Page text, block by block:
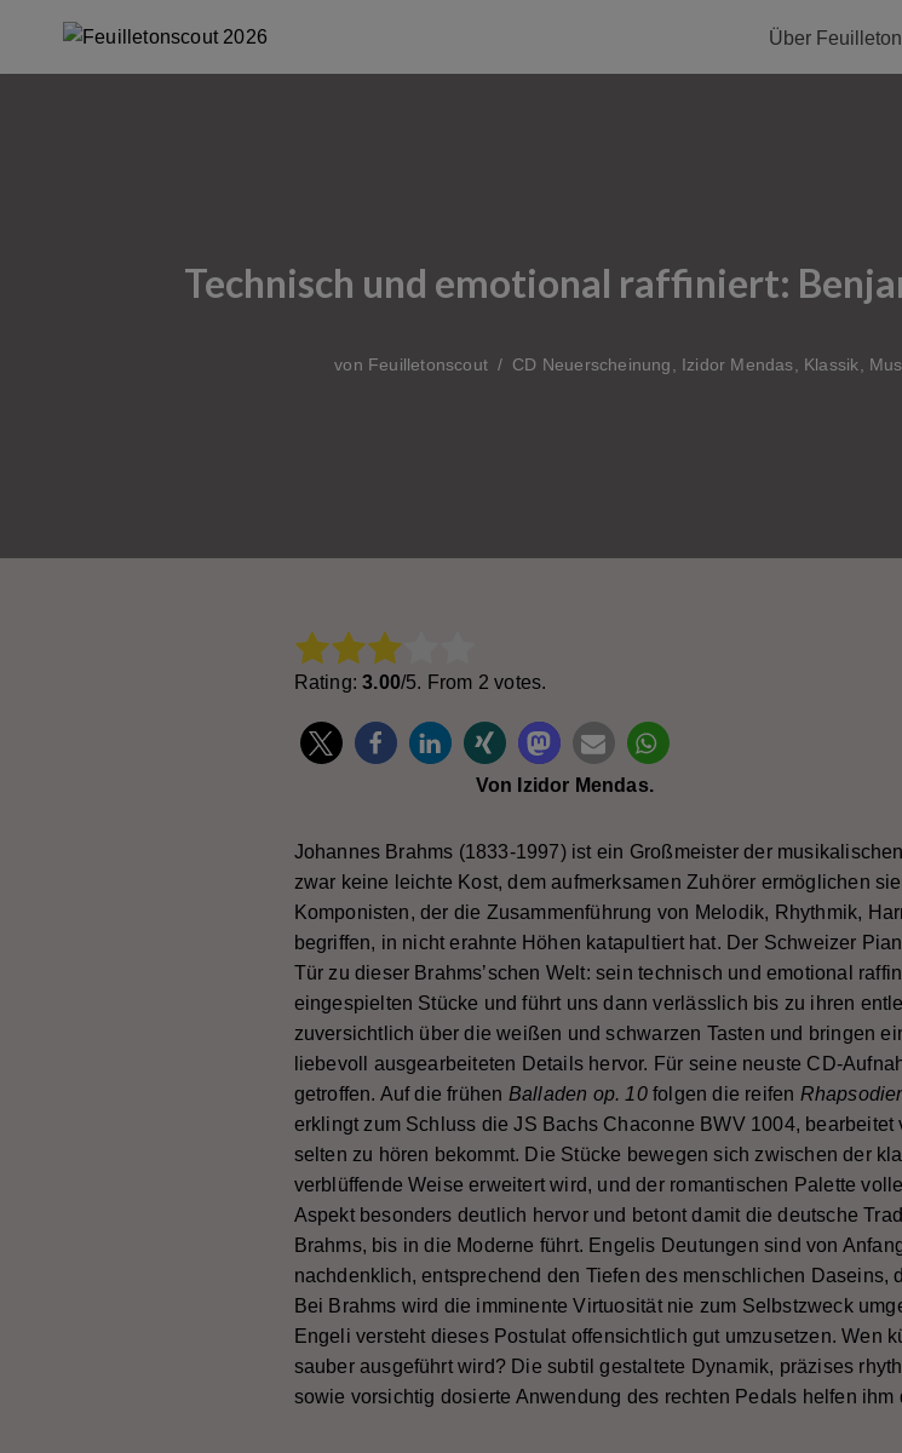
Über
Technisch und emotional raffiniert:
von Feuilletonscout CD Neuerscheinung Izidor Mendas Klassik
Rate this item:
Rating:3.00/5. From 2 votes.
Von Izidor Mendas.
Johannes Brahms (1833-1997) ist ein Großmeister der
zwar keine leichte Kost, dem aufmerksamen Zuhörer ermöglichen
Komponisten, der die Zusammenführung von Melodik, Rhythmik,
begriffen, in nicht erahnte Höhen katapultiert hat. Der Schweizer
Tür zu dieser Brahmsʼschen Welt: sein technisch und emotional
eingespielten Stücke und führt uns dann verlässlich bis zu ihren
zuversichtlich über die weißen und schwarzen Tasten und bringen
liebevoll ausgearbeiteten Details hervor. Für seine neuste CD-
getroffen. Auf die frühen Balladen op. 10folgen die reifen
erklingt zum Schluss die JS Bachs Chaconne BWV 1004,
selten zu hören bekommt. Die Stücke bewegen sich zwischen der
verblüffende Weise erweitert wird, und der romantischen Palette
Aspekt besonders deutlich hervor und betont damit die deutsche
Brahms, bis in die Moderne führt. Engelis Deutungen sind von
nachdenklich, entsprechend den Tiefen des menschlichen Daseins,
Bei Brahms wird die imminente Virtuosität nie zum Selbstzweck
Engeli versteht dieses Postulat offensichtlich gut umzusetzen. Wen
sauber ausgeführt wird? Die subtil gestaltete Dynamik, präzises
sowie vorsichtig dosierte Anwendung des rechten Pedals helfen